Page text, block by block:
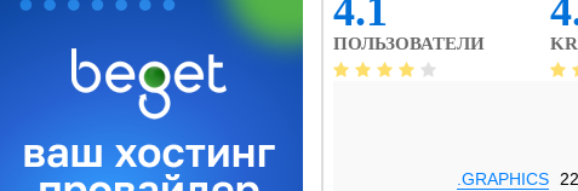
4.1
ПОЛЬЗОВАТЕЛИ
.GRAPHICS